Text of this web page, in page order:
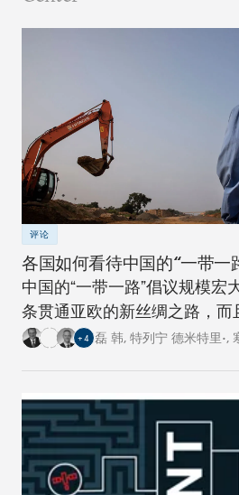
评论
各国如何看待中国的“一带一
中国的“一带一路”倡议规模宏
条贯通亚欧的新丝绸之路，而
的跨国基础设施建设工程。对
+4 磊 韩, 特列宁 德米特里•,